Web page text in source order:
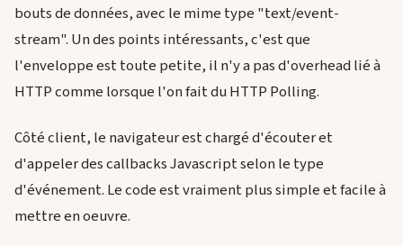
bouts de données, avec le mime type "text/event-
stream". Un des points intéressants, c'est que
l'enveloppe est toute petite, il n'y a pas d'overhead lié à
HTTP comme lorsque l'on fait du HTTP Polling.
Côté client, le navigateur est chargé d'écouter et
d'appeler des callbacks Javascript selon le type
d'événement. Le code est vraiment plus simple et facile à
mettre en oeuvre.